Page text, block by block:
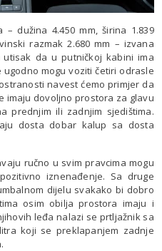
– dužina 4.450 mm, širina 1.839
razmak 2.680 mm – izvana
da u putničkoj kabini ima
mogu voziti četiri odrasle
navest ćemo primjer da
imaju dovoljno prostora za glavu
prednjim ili zadnjim sjedištima.
dosta dobar kalup sa dosta
ručno u svim pravcima mogu
iznenađenje. Sa druge
dijelu svakako bi dobro
osim obilja prostora imaju i
leđa nalazi se prtljažnik sa
koji se preklapanjem zadnje